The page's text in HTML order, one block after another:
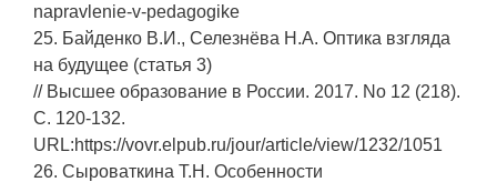
napravlenie-v-pedagogike
25. Байденко В.И., Селезнёва Н.А. Оптика взгляда
на будущее (статья 3)
// Высшее образование в России. 2017. No 12 (218).
С. 120-132.
URL:https://vovr.elpub.ru/jour/article/view/1232/1051
26. Сыроваткина Т.Н. Особенности